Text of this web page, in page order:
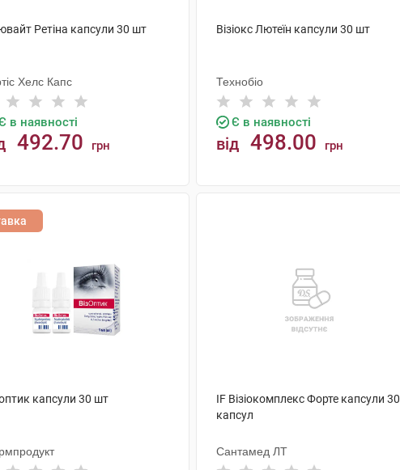
Ретіна капсули 30 шт
Хелс Капс
в наявності
492.70 грн
Візіокс Лютеїн капсули 30 шт
Технобіо
Є в наявності
від 498.00 грн
капсули 30 шт
IF Візіокомплекс Форте капсули 30
капсул
Сантамед ЛТ